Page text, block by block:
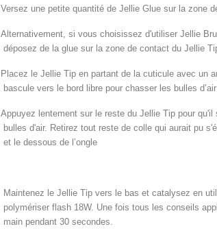
Versez une petite quantité de Jellie Glue sur la zone
Alternativement, si vous choisissez d'utiliser Jellie
déposez de la glue sur la zone de contact du Jellie
Placez le Jellie Tip en partant de la cuticule avec un
bascule vers le bord libre pour chasser les bulles d’air
Appuyez lentement sur le reste du Jellie Tip pour qu'il
bulles d'air. Retirez tout reste de colle qui aurait pu
et le dessous de l’ongle
Maintenez le Jellie Tip vers le bas et catalysez en
polymériser flash 18W. Une fois tous les conseils
main pendant 30 secondes.